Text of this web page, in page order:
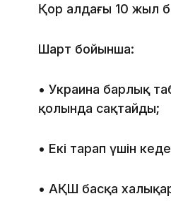
Қор алдағы 10 жыл
Шарт бойынша:
• Украина барлық
қолында сақтайды;
• Екі тарап үшін
• АҚШ басқа